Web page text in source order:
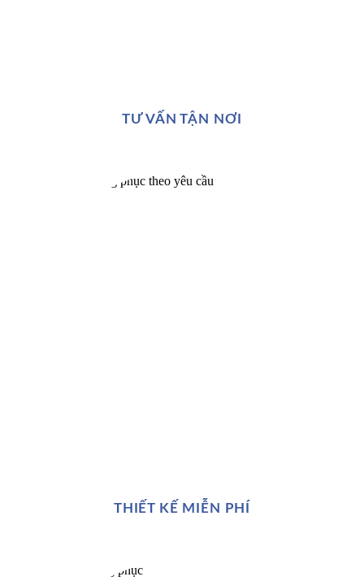
TƯ VẤN TẬN NƠI
THIẾT KẾ MIỄN PHÍ